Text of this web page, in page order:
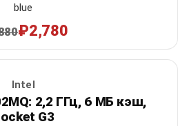
blue
₽2,780
Intel
2,2 ГГц, 6 МБ кэш,
G3